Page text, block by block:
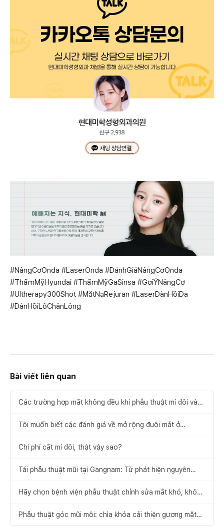
#NângCơOnda #LaserOnda #ĐánhGiáNângCơOnda
#ThẩmMỹHyundai #ThẩmMỹGaSinsa #GợiÝNângCơ
#Ultherapy300Shot #MặtNạRejuran #LaserĐànHồiDa
#ĐànHồiLỗChânLông
Bài viết liên quan
Các trường hợp mắt không đều khi phẫu thuật mí đôi và
Tôi muốn biết các đánh giá về mở rộng đuôi mắt ở
Chi phí cắt mí đôi, thật vậy sao?
Tái phẫu thuật mũi tại Gangnam: Từ phát hiện nguyên
Hãy chọn bệnh viện phẫu thuật chỉnh sửa mắt khó, không
Phẫu thuật góc mũi môi: chìa khóa cải thiện gương mặt
cân đối